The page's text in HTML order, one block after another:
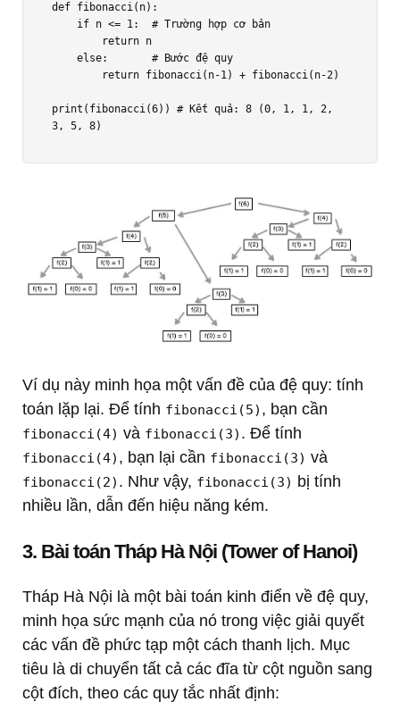
def fibonacci(n):
print(fibonacci(6)) # Kết quả: 8 (0, 1, 1, 2,
3, 5, 8)
Ví dụ này minh họa một vấn đề của đệ quy: tính
toán lặp lại. Để tính fibonacci(5) , bạn cần
fibonacci(4) và fibonacci(3) . Để tính
fibonacci(4) , bạn lại cần fibonacci(3) và
fibonacci(2) . Như vậy, fibonacci(3) bị tính
nhiều lần, dẫn đến hiệu năng kém.
3. Bài toán Tháp Hà Nội (Tower of Hanoi)
Tháp Hà Nội là một bài toán kinh điển về đệ quy,
minh họa sức mạnh của nó trong việc giải quyết
các vấn đề phức tạp một cách thanh lịch. Mục
tiêu là di chuyển tất cả các đĩa từ cột nguồn sang
cột đích, theo các quy tắc nhất định: